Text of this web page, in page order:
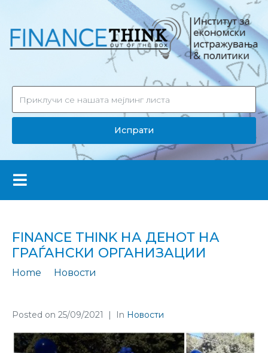
Испрати
FINANCE THINK НА ДЕНОТ НА
ГРАЃАНСКИ ОРГАНИЗАЦИИ
Home
Новости
Posted on 25/09/2021 In Новости